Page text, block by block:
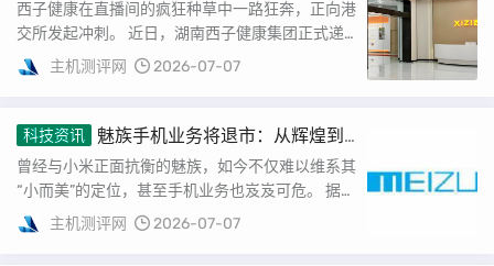
西子健康在直播间的疯狂种草中一路狂奔，正向港
交所发起冲刺。 近日，湖南西子健康集团正式递
交上市申请，中信证券担任其独家保荐人，意图成
为“...
主机测评网 2026-07-07
科技资讯
魅族手机业务将退市：从辉煌到
陨落的二十年
曾经与小米正面抗衡的魅族，如今不仅难以维系其
“小而美”的定位，甚至手机业务也岌岌可危。 据
《界面新闻》援引多位知情人士的消息，魅族手...
主机测评网 2026-07-07